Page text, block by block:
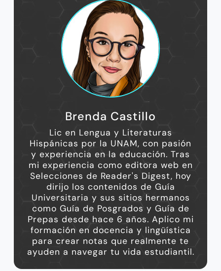
Brenda Castillo
Lic en Lengua y Literaturas
Hispánicas por la UNAM, con pasión
y experiencia en la educación. Tras
mi experiencia como editora web en
Selecciones de Reader's Digest, hoy
dirijo los contenidos de Guía
Universitaria y sus sitios hermanos
como Guía de Posgrados y Guía de
Prepas desde hace 6 años. Aplico mi
formación en docencia y lingüística
para crear notas que realmente te
ayuden a navegar tu vida estudiantil.